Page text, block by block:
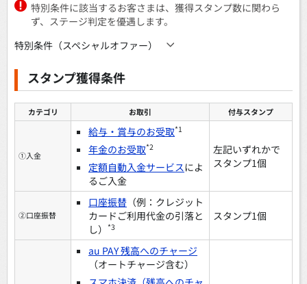
特別条件に該当するお客さまは、獲得スタンプ数に関わら
ず、ステージ判定を優遇します。
特別条件（スペシャルオファー）
スタンプ獲得条件
カテゴリ お取引 付与スタンプ
①入金
給与・賞与のお受取*1
年金のお受取*2
定額自動入金サービスによ
るご入金
左記いずれかで
スタンプ1個
②口座振替
口座振替 （例：クレジット
カードご利用代金の引落と
し）
*3
スタンプ1個
au PAY 残高へのチャージ
（オートチャージ含む）